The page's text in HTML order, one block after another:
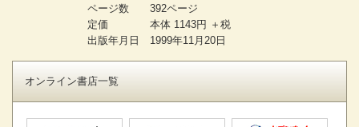
ページ数
392ページ
定価
本体 1143円 ＋税
出版年月日
1999年11月20日
オンライン書店一覧